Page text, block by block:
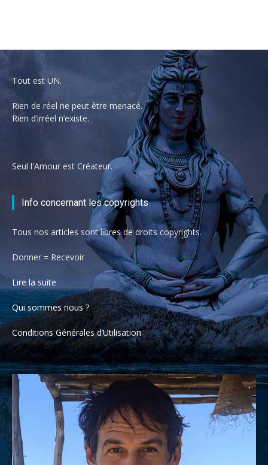
Tout est UN.
Rien de réel ne peut être menacé.
Rien d’irréel n’existe.
Seul l'Amour est Créateur.
Info concernant les copyrights
Tous nos articles sont libres de droits copyrights.
Donner = Recevoir
Lire la suite
Qui sommes nous ?
Conditions Générales d’Utilisation